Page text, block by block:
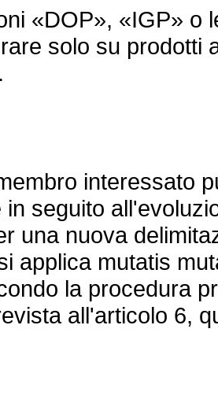
«DOP», «IGP» o
solo su prodotti
interessato
in seguito
una nuova
applica mutatis
la procedura
all'articolo 6,